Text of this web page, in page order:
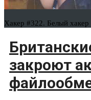
Хакер #322. Белый хакер
закроют